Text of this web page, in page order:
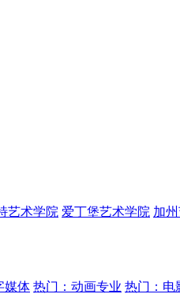
艺术学院 爱丁堡艺术学院 加
媒体 热门：动画专业 热门：电